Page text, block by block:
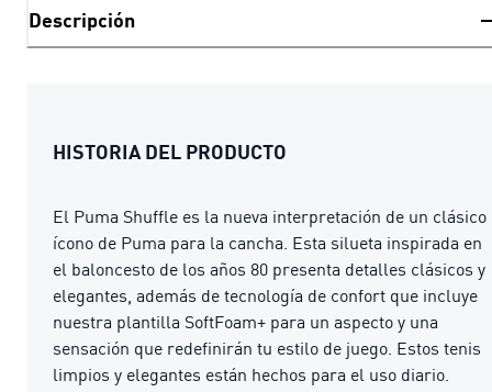
Descripción
HISTORIA DEL PRODUCTO
El Puma Shuffle es la nueva interpretación de un clásico
ícono de Puma para la cancha. Esta silueta inspirada en
el baloncesto de los años 80 presenta detalles clásicos y
elegantes, además de tecnología de confort que incluye
nuestra plantilla SoftFoam+ para un aspecto y una
sensación que redefinirán tu estilo de juego. Estos tenis
limpios y elegantes están hechos para el uso diario.